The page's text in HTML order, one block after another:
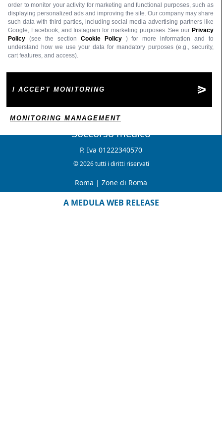
Soccorso medico
P. Iva 01222340570
© 2026 tutti i diritti riservati
Roma | Zone di Roma
A MEDULA WEB RELEASE
order to monitor your activity for marketing and functional purposes, such as
displaying personalized ads and improving the site. Our company may share
such data with third parties, including social media advertising partners like
Google, Facebook, and Instagram for marketing purposes. See our Privacy
Policy (see the section Cookie Policy
) for more information and to
understand how we use your data for mandatory purposes (e.g., security,
cart features, and access).
I ACCEPT MONITORING
MONITORING MANAGEMENT